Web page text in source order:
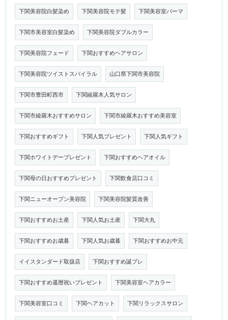
下関美容院白髪染め 下関美容院モテ髪 下関美容室パーマ
下関市美容室白髪染め 下関美容院ダブルカラー
下関美容院フェード 下関おすすめヘアサロン
下関美容院ツイストスパイラル 山口県下関市美容院
下関市豊田町西市 下関綾羅木人気サロン
下関市綾羅木おすすめサロン 下関市綾羅木おすすめ美容室
下関おすすめギフト 下関人気プレゼント 下関人気ギフト
下関ホワイトデープレゼント 下関おすすめヘアオイル
下関母の日おすすめプレゼント 下関飲食店口コミ
下関ニューオープン美容院 下関美容院髪質改善
下関おすすめお土産 下関人気お土産 下関大丸
下関おすすめお歳暮 下関人気お歳暮 下関おすすめお中元
イイスタンダード取扱店 下関おすすめ誕プレ
下関おすすめ還暦祝いプレゼント 下関美容室ヘアカラー
下関美容室口コミ 下関ヘアカット 下関リラックスサロン